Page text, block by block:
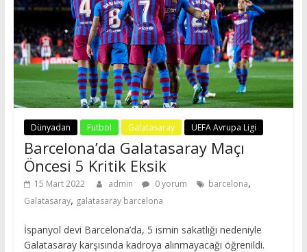
Dünyadan Futbol Galatasaray UEFA Avrupa Ligi
Barcelona’da Galatasaray Maçı
Öncesi 5 Kritik Eksik
15 Mart 2022 admin 0 yorum barcelona,
Galatasaray, galatasaray barcelona
İspanyol devi Barcelona’da, 5 ismin sakatlığı nedeniyle
Galatasaray karşısında kadroya alınmayacağı öğrenildi.